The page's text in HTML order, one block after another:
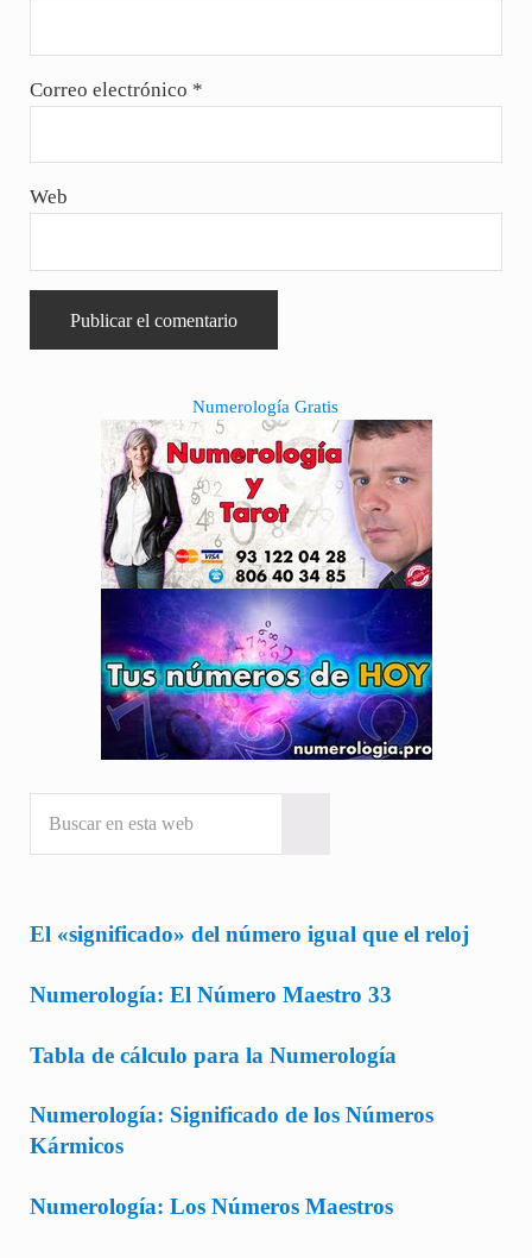
Correo electrónico *
Web
Sidebar Numerología Gratis
El «significado» del número igual que el reloj
Numerología: El Número Maestro 33
Tabla de cálculo para la Numerología
Numerología: Significado de los Números
Kármicos
Numerología: Los Números Maestros